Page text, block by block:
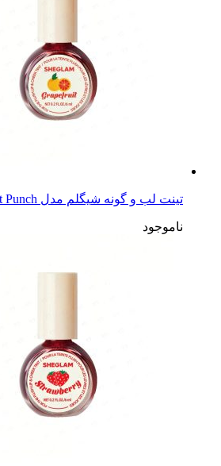
تینت لب و گونه شیگلم مدل Fruit Punch حجم 6 میلی لیتر
ناموجود